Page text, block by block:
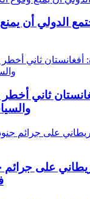
الدولي أن يمنع
ثاني
على جرائم